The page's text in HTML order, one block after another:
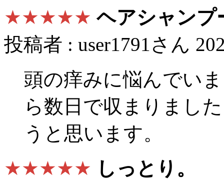
★★★★★ ヘアシャンプ
投稿者 : user1791さん
頭の痒みに悩んでい
ら数日で収まりまし
うと思います。
★★★★★ しっとり。